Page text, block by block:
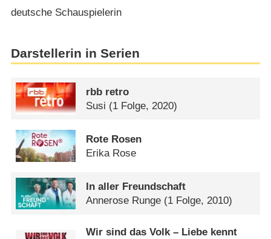
deutsche Schauspielerin
Darstellerin in Serien
rbb retro
Susi (1 Folge, 2020)
Rote Rosen
Erika Rose
In aller Freundschaft
Annerose Runge (1 Folge, 2010)
Wir sind das Volk – Liebe kennt